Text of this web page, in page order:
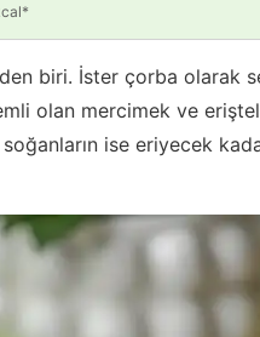
biri. İster çorba olarak
olan mercimek ve
ise eriyecek